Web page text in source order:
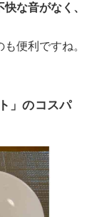
な音がなく、
便利ですね。
」のコスパ